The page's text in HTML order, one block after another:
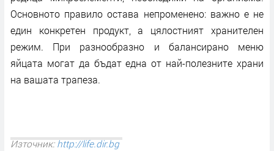
Основното правило остава непроменено: важно е не
един конкретен продукт, а цялостният хранителен
режим. При разнообразно и балансирано меню
яйцата могат да бъдат една от най-полезните храни
на вашата трапеза.
Източник:http://life.dir.bg